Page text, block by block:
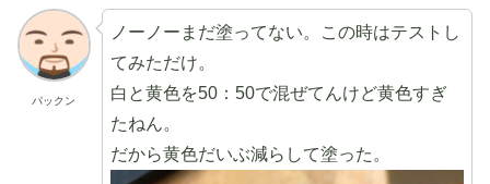
パックン
ノーノーまだ塗ってない。この時はテストし
てみただけ。
白と黄色を50：50で混ぜてんけど黄色すぎ
たねん。
だから黄色だいぶ減らして塗った。